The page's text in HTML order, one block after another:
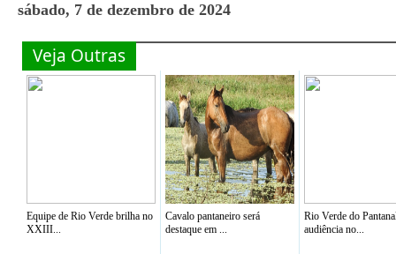
sábado, 7 de dezembro de 2024
Veja Outras
Equipe de Rio Verde brilha no
XXIII...
Cavalo pantaneiro será
destaque em ...
Rio Verde do
audiência no...